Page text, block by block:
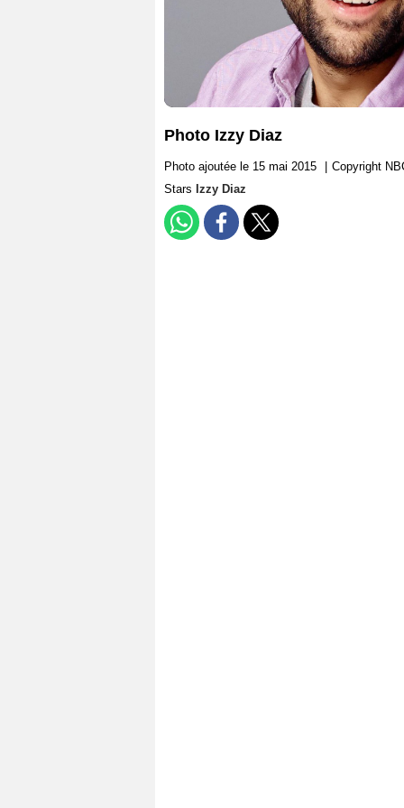
Photo Izzy Diaz
Photo ajoutée le 15 mai 2015
Copyright
Stars Izzy Diaz